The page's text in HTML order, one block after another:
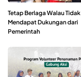
Tetap Berlaga Walau Tidak
Mendapat Dukungan dari
Pemerintah